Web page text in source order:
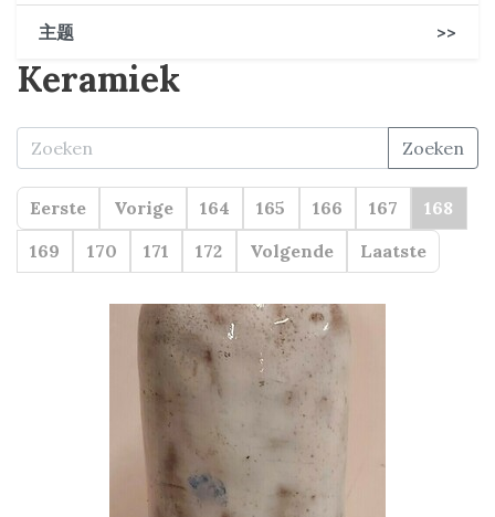
主题 >>
Keramiek
Zoeken
Eerste Vorige 164 165 166 167
168
169
170 171 172 Volgende Laatste